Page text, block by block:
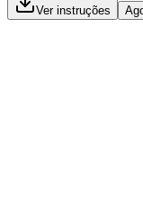
Ver instruções